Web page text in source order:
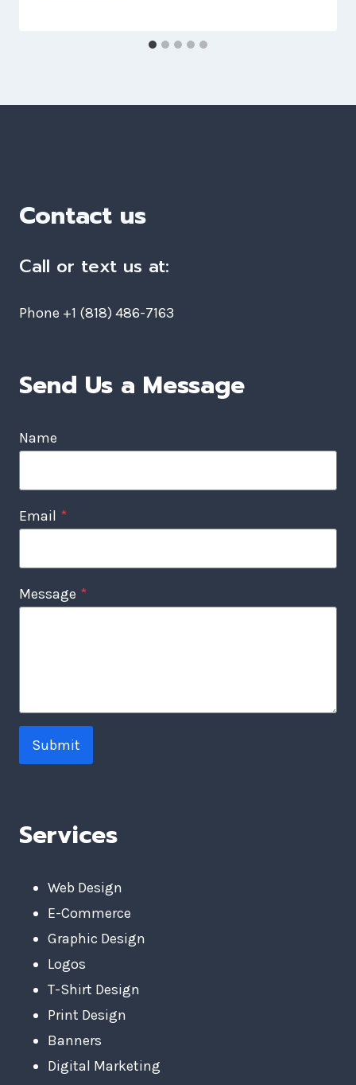
Contact us
Call or text us at:
Phone +1 (818) 486-7163
Send Us a Message
Name
Email *
Message *
Submit
Services
Web Design
E-Commerce
Graphic Design
Logos
T-Shirt Design
Print Design
Banners
Digital Marketing